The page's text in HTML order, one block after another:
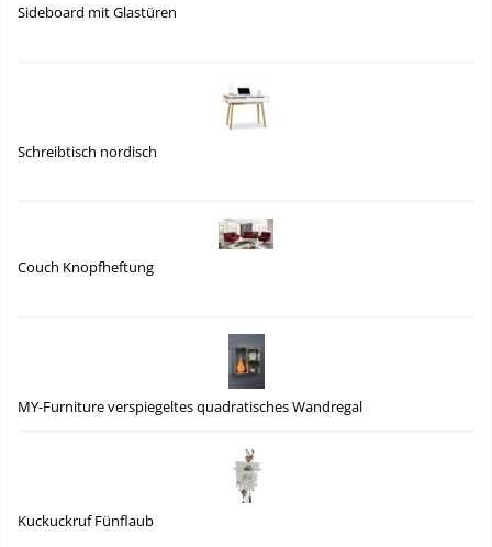
Sideboard mit Glastüren
Schreibtisch nordisch
Couch Knopfheftung
MY-Furniture verspiegeltes quadratisches Wandregal
Kuckuckruf Fünflaub